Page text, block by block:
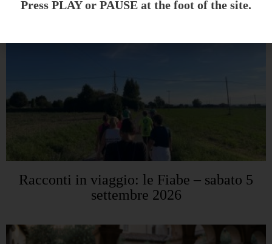
Racconti in viaggio: le Fiabe – sabato 5
settembre 2026
Press PLAY or PAUSE at the foot of the site.